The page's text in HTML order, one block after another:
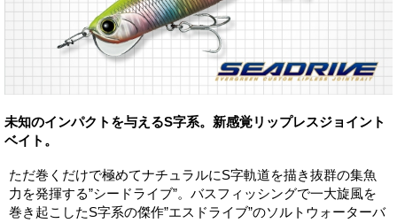
未知のインパクトを与えるS字系。新感覚リップレスジョイント
ベイト。
ただ巻くだけで極めてナチュラルにS字軌道を描き抜群の集魚
力を発揮する”シードライブ”。バスフィッシングで一大旋風を
巻き起こしたS字系の傑作”エスドライブ”のソルトウォーターバ